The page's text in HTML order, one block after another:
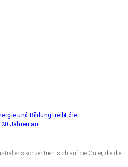
und Bildung treibt die
Jahren an
konzentriert sich auf die Güter, die die